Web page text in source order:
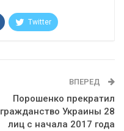
Twitter
ВПЕРЕД
Порошенко прекратил
гражданство Украины 28
лиц с начала 2017 года